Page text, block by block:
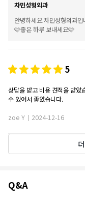
자연스러운 결과가 마음에 들
지 않게 진행해 주셨고, 설명
속에서 계속 체감되는 변화
있습니다.
차민성형외과
안녕하세요 차민성형외과
🩷좋은 하루 보내세요🩷
5
상담을 받고 비용 견적을 받았
수 있어서 좋았습니다.
zoe Y | 2024-12-16
Q&A